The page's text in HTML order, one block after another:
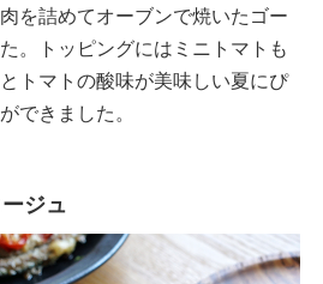
を詰めてオーブンで焼いたゴー
。トッピングにはミニトマトも
トマトの酸味が美味しい夏にぴ
できました。
ジュ